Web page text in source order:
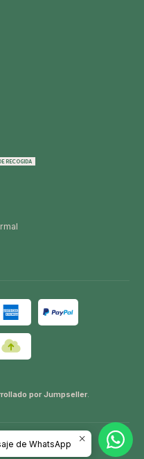
RECOGIDA
por Jumpseller.
de WhatsApp